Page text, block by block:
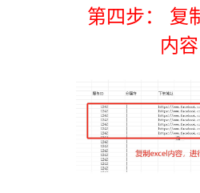
第四步： 复
内容